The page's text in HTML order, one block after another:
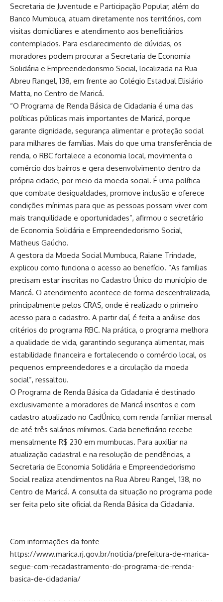
Secretaria de Juventude e Participação Popular, além do
Banco Mumbuca, atuam diretamente nos territórios, com
visitas domiciliares e atendimento aos beneficiários
contemplados. Para esclarecimento de dúvidas, os
moradores podem procurar a Secretaria de Economia
Solidária e Empreendedorismo Social, localizada na Rua
Abreu Rangel, 138, em frente ao Colégio Estadual Elisiário
Matta, no Centro de Maricá.
“O Programa de Renda Básica de Cidadania é uma das
políticas públicas mais importantes de Maricá, porque
garante dignidade, segurança alimentar e proteção social
para milhares de famílias. Mais do que uma transferência de
renda, o RBC fortalece a economia local, movimenta o
comércio dos bairros e gera desenvolvimento dentro da
própria cidade, por meio da moeda social. É uma política
que combate desigualdades, promove inclusão e oferece
condições mínimas para que as pessoas possam viver com
mais tranquilidade e oportunidades”, afirmou o secretário
de Economia Solidária e Empreendedorismo Social,
Matheus Gaúcho.
A gestora da Moeda Social Mumbuca, Raiane Trindade,
explicou como funciona o acesso ao benefício. “As famílias
precisam estar inscritas no Cadastro Único do município de
Maricá. O atendimento acontece de forma descentralizada,
principalmente pelos CRAS, onde é realizado o primeiro
acesso para o cadastro. A partir daí, é feita a análise dos
critérios do programa RBC. Na prática, o programa melhora
a qualidade de vida, garantindo segurança alimentar, mais
estabilidade financeira e fortalecendo o comércio local, os
pequenos empreendedores e a circulação da moeda
social”, ressaltou.
O Programa de Renda Básica da Cidadania é destinado
exclusivamente a moradores de Maricá inscritos e com
cadastro atualizado no CadÚnico, com renda familiar mensal
de até três salários mínimos. Cada beneficiário recebe
mensalmente R$ 230 em mumbucas. Para auxiliar na
atualização cadastral e na resolução de pendências, a
Secretaria de Economia Solidária e Empreendedorismo
Social realiza atendimentos na Rua Abreu Rangel, 138, no
Centro de Maricá. A consulta da situação no programa pode
ser feita pelo site oficial da Renda Básica da Cidadania.
Com informações da fonte
https://www.marica.rj.gov.br/noticia/prefeitura-de-marica-
segue-com-recadastramento-do-programa-de-renda-
basica-de-cidadania/